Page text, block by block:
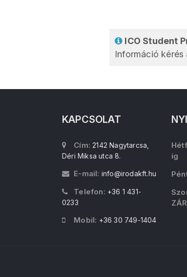
ICO Student
Információ kérés
KAPCSOLAT
Cím: 2142 Nagytarcsa,
Déri Miksa utca 8.
E-mail: info@irodakft.hu
Telefon: +36 1 431-
0233
Mobil: +36 30 749-1404
ig